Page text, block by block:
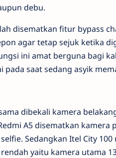
debu.
disematkan fitur bypass
agar tetap sejuk ketika
ini amat berguna bagi
pada saat sedang asyik
dibekali kamera
A5 disematkan kamera
Sedangkan Itel City
yaitu kamera utama